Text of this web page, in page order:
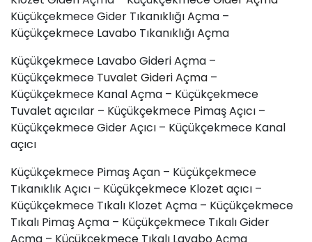
Küçükçekmece Gider Tıkanıklığı Açma –
Küçükçekmece Lavabo Tıkanıklığı Açma
Küçükçekmece Lavabo Gideri Açma –
Küçükçekmece Tuvalet Gideri Açma –
Küçükçekmece Kanal Açma – Küçükçekmece
Tuvalet açıcılar – Küçükçekmece Pimaş Açıcı –
Küçükçekmece Gider Açıcı – Küçükçekmece Kanal
açıcı
Küçükçekmece Pimaş Açan – Küçükçekmece
Tıkanıklık Açıcı – Küçükçekmece Klozet açıcı –
Küçükçekmece Tıkalı Klozet Açma – Küçükçekmece
Tıkalı Pimaş Açma – Küçükçekmece Tıkalı Gider
Açma – Küçükçekmece Tıkalı Lavabo Açma